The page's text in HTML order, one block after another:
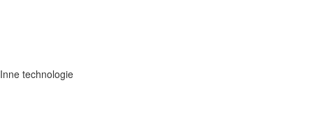
Inne technologie